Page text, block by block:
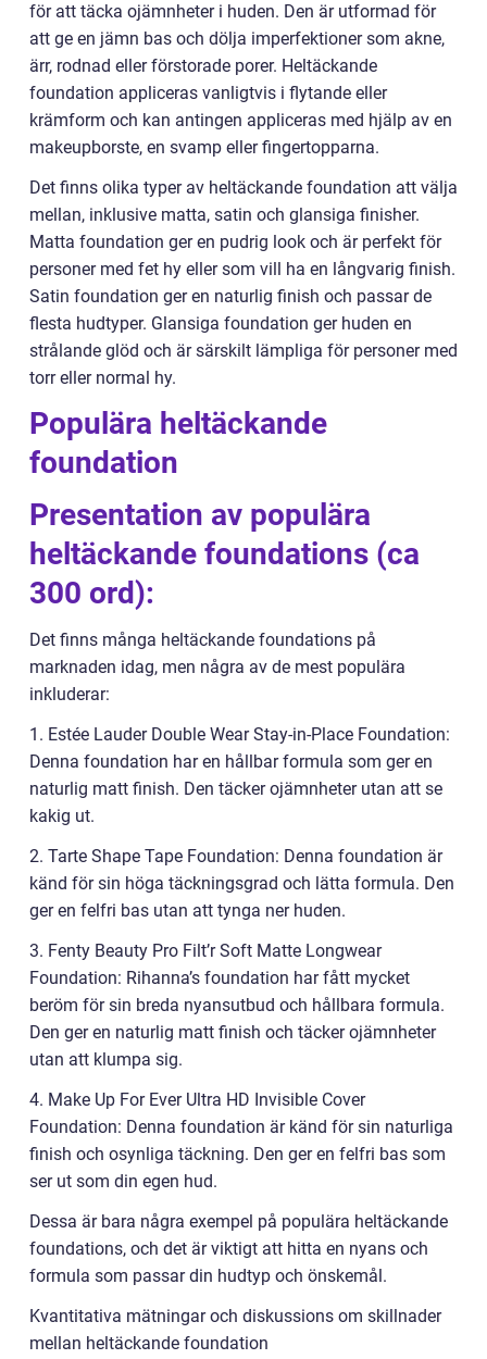
för att täcka ojämnheter i huden. Den är utformad för
att ge en jämn bas och dölja imperfektioner som akne,
ärr, rodnad eller förstorade porer. Heltäckande
foundation appliceras vanligtvis i flytande eller
krämform och kan antingen appliceras med hjälp av en
makeupborste, en svamp eller fingertopparna.
Det finns olika typer av heltäckande foundation att välja
mellan, inklusive matta, satin och glansiga finisher.
Matta foundation ger en pudrig look och är perfekt för
personer med fet hy eller som vill ha en långvarig finish.
Satin foundation ger en naturlig finish och passar de
flesta hudtyper. Glansiga foundation ger huden en
strålande glöd och är särskilt lämpliga för personer med
torr eller normal hy.
Populära heltäckande
foundation
Presentation av populära
heltäckande foundations (ca
300 ord):
Det finns många heltäckande foundations på
marknaden idag, men några av de mest populära
inkluderar:
1. Estée Lauder Double Wear Stay-in-Place Foundation:
Denna foundation har en hållbar formula som ger en
naturlig matt finish. Den täcker ojämnheter utan att se
kakig ut.
2. Tarte Shape Tape Foundation: Denna foundation är
känd för sin höga täckningsgrad och lätta formula. Den
ger en felfri bas utan att tynga ner huden.
3. Fenty Beauty Pro Filt’r Soft Matte Longwear
Foundation: Rihanna’s foundation har fått mycket
beröm för sin breda nyansutbud och hållbara formula.
Den ger en naturlig matt finish och täcker ojämnheter
utan att klumpa sig.
4. Make Up For Ever Ultra HD Invisible Cover
Foundation: Denna foundation är känd för sin naturliga
finish och osynliga täckning. Den ger en felfri bas som
ser ut som din egen hud.
Dessa är bara några exempel på populära heltäckande
foundations, och det är viktigt att hitta en nyans och
formula som passar din hudtyp och önskemål.
Kvantitativa mätningar och diskussions om skillnader
mellan heltäckande foundation